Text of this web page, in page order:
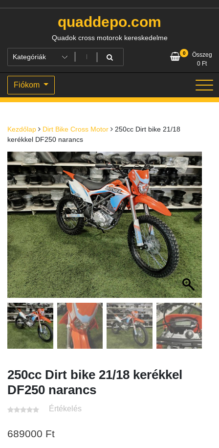
quaddepo.com
Quadok cross motorok kereskedelme
0
Összeg
0 Ft
Fiókom
Kezdőlap Dirt Bike Cross Motor
250cc Dirt bike 21/18
kerékkel DF250 narancs
250cc Dirt bike 21/18 kerékkel
DF250 narancs
Értékelés
689000 Ft